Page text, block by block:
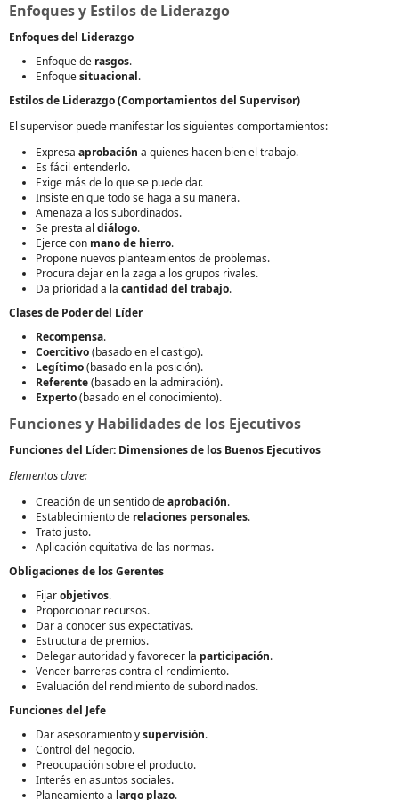
Enfoques y Estilos de Liderazgo
Enfoques del Liderazgo
Enfoque de rasgos.
Enfoquesituacional.
Estilos de Liderazgo (Comportamientos del Supervisor)
El supervisor puede manifestar los siguientes comportamientos:
Expresa aprobación a quienes hacen bien el trabajo.
Es fácil entenderlo.
Exige más de lo que se puede dar.
Insiste en que todo se haga a su manera.
Amenaza a los subordinados.
Se presta al diálogo.
Ejerce con mano de hierro.
Propone nuevos planteamientos de problemas.
Procura dejar en la zaga a los grupos rivales.
Da prioridad a la cantidad del trabajo.
Clases de Poder del Líder
Recompensa.
Coercitivo(basado en el castigo).
Legítimo(basado en la posición).
Referente(basado en la admiración).
Experto(basado en el conocimiento).
Funciones y Habilidades de los Ejecutivos
Funciones del Líder: Dimensiones de los Buenos Ejecutivos
Elementos clave:
Creación de un sentido deaprobación.
Establecimiento de relaciones personales.
Trato justo.
Aplicación equitativa de las normas.
Obligaciones de los Gerentes
Fijarobjetivos.
Proporcionar recursos.
Dar a conocer sus expectativas.
Estructura de premios.
Delegar autoridad y favorecer la participación.
Vencer barreras contra el rendimiento.
Evaluación del rendimiento de subordinados.
Funciones del Jefe
Dar asesoramiento ysupervisión.
Control del negocio.
Preocupación sobre el producto.
Interés en asuntos sociales.
Planeamiento a largo plazo.